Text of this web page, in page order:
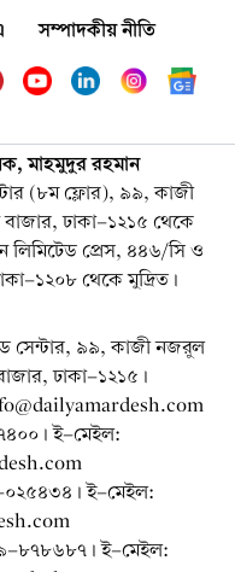
সম্পাদকীয় নীতি
মাহমুদুর রহমান
(৮ম ফ্লোর), ৯৯, কাজী
ঢাকা-১২১৫ থেকে
লিমিটেড প্রেস, ৪৪৬/সি ও
১২০৮ থেকে মুদ্রিত।
সেন্টার, ৯৯, কাজী নজরুল
ঢাকা-১২১৫।
ই-মেইল:
। ই-মেইল:
৮৭৮৬৮৭ । ই-মেইল: